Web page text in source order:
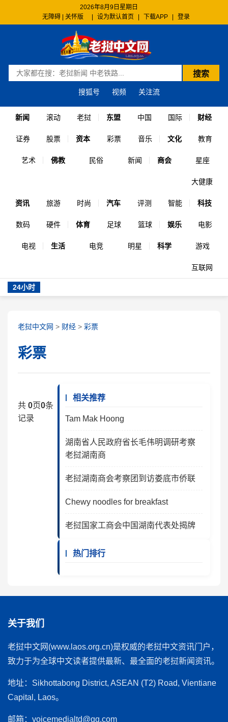
2026年8月9日星期日
无障碍 | 关怀版
设为默认首页 下载APP 登录
搜索
搜狐号 视频 关注流
新闻 滚动 老挝 东盟 中国 国际 财经
证券 股票 资本 彩票 音乐 文化 教育
艺术 佛教 民俗 新闻 商会 星座
大健康
资讯 旅游 时尚 汽车 评测 智能 科技
数码 硬件 体育 足球 篮球 娱乐 电影
电视 生活 电竞 明星 科学 游戏
互联网
24小时
老挝中文网 > 财经 > 彩票
彩票
共 0页0条
记录
相关推荐
Tam Mak Hoong
湖南省人民政府省长毛伟明调研考察
老挝湖南商
老挝湖南商会考察团到访娄底市侨联
Chewy noodles for breakfast
老挝国家工商会中国湖南代表处揭牌
热门排行
关于我们
老挝中文网(www.laos.org.cn)是权威的老挝中文资讯门户，
致力于为全球中文读者提供最新、最全面的老挝新闻资讯。
地址：Sikhottabong District, ASEAN (T2) Road, Vientiane
Capital, Laos。
邮箱：voicemedialtd@qq.com